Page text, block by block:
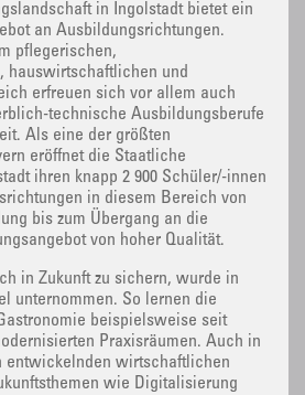
in Ingolstadt bietet ein
an Ausbildungsrichtungen.
pflegerischen,
hauswirtschaftlichen und
erfreuen sich vor allem auch
technische Ausbildungsberufe
Als eine der größten
eröffnet die Staatliche
ihren knapp 2 900 Schüler/-innen
in diesem Bereich von
bis zum Übergang an die
von hoher Qualität.
in Zukunft zu sichern, wurde in
unternommen. So lernen die
beispielsweise seit
Praxisräumen. Auch in
entwickelnden wirtschaftlichen
wie Digitalisierung